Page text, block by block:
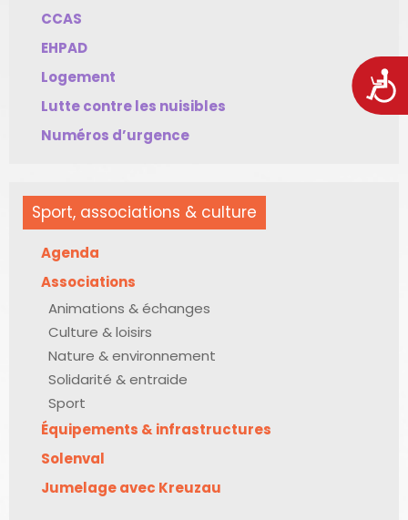
CCAS
EHPAD
Logement
Lutte contre les nuisibles
Numéros d’urgence
Sport, associations & culture
Agenda
Associations
Animations & échanges
Culture & loisirs
Nature & environnement
Solidarité & entraide
Sport
Équipements & infrastructures
Solenval
Jumelage avec Kreuzau